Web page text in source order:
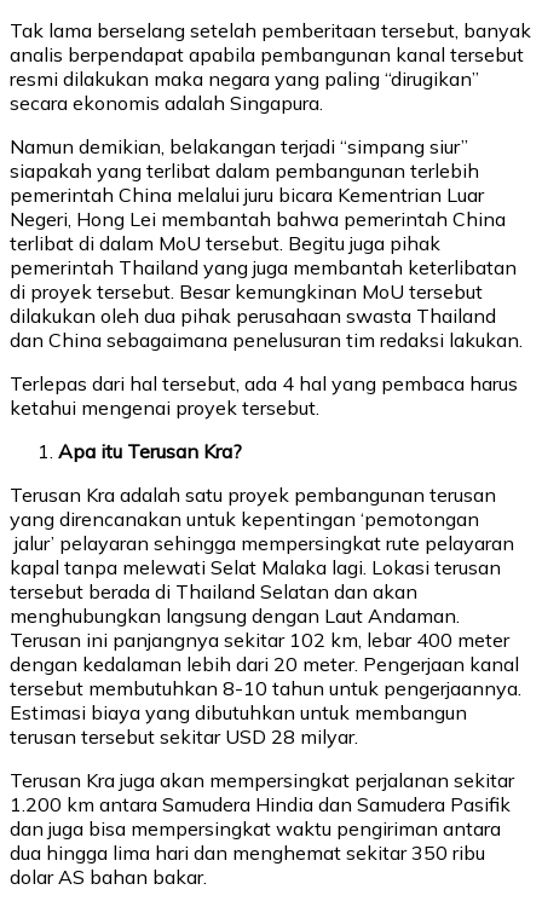
Tak lama berselang setelah pemberitaan tersebut, banyak
analis berpendapat apabila pembangunan kanal tersebut
resmi dilakukan maka negara yang paling “dirugikan”
secara ekonomis adalah Singapura.
Namun demikian, belakangan terjadi “simpang siur”
siapakah yang terlibat dalam pembangunan terlebih
pemerintah China melalui juru bicara Kementrian Luar
Negeri, Hong Lei membantah bahwa pemerintah China
terlibat di dalam MoU tersebut. Begitu juga pihak
pemerintah Thailand yang juga membantah keterlibatan
di proyek tersebut. Besar kemungkinan MoU tersebut
dilakukan oleh dua pihak perusahaan swasta Thailand
dan China sebagaimana penelusuran tim redaksi lakukan.
Terlepas dari hal tersebut, ada 4 hal yang pembaca harus
ketahui mengenai proyek tersebut.
Apa itu Terusan Kra?
Terusan Kra adalah satu proyek pembangunan terusan
yang direncanakan untuk kepentingan ‘pemotongan
jalur’ pelayaran sehingga mempersingkat rute pelayaran
kapal tanpa melewati Selat Malaka lagi. Lokasi terusan
tersebut berada di Thailand Selatan dan akan
menghubungkan langsung dengan Laut Andaman.
Terusan ini panjangnya sekitar 102 km, lebar 400 meter
dengan kedalaman lebih dari 20 meter. Pengerjaan kanal
tersebut membutuhkan 8-10 tahun untuk pengerjaannya.
Estimasi biaya yang dibutuhkan untuk membangun
terusan tersebut sekitar USD 28 milyar.
Terusan Kra juga akan mempersingkat perjalanan sekitar
1.200 km antara Samudera Hindia dan Samudera Pasifik
dan juga bisa mempersingkat waktu pengiriman antara
dua hingga lima hari dan menghemat sekitar 350 ribu
dolar AS bahan bakar.